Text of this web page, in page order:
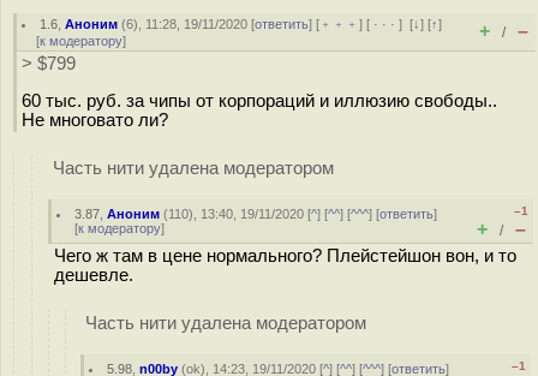
1.6 ,Аноним (6), 11:28, 19/11/2020 [ответить] [ ﹢﹢﹢] [ · · ·][↓] [↑]
[к модератору] + / –
> $799
60 тыс. руб. за чипы от корпораций и иллюзию свободы..
Не многовато ли?
Часть нити удалена модератором
3.87 ,Аноним (110), 13:40, 19/11/2020 [^] [^^] [^^^] [ответить]
[к модератору]
–1
+ / –
Чего ж там в цене нормального? Плейстейшон вон, и то
дешевле.
Часть нити удалена модератором
5.98 ,n00by (ok), 14:23, 19/11/2020 [^] [^^] [^^^] [ответить]
–1